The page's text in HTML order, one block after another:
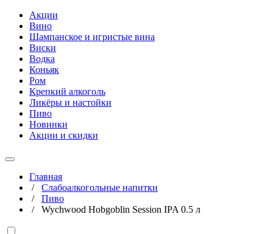
Акции
Вино
Шампанское и игристые вина
Виски
Водка
Коньяк
Ром
Крепкий алкоголь
Ликёры и настойки
Пиво
Новинки
Акции и скидки
Главная
/ Слабоалкогольные напитки
/ Пиво
/ Wychwood Hobgoblin Session IPA 0.5 л